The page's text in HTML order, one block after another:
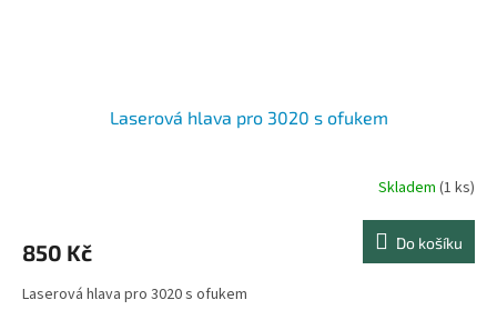
Laserová hlava pro 3020 s ofukem
Skladem (1 ks)
850 Kč Do košíku
Laserová hlava pro 3020 s ofukem